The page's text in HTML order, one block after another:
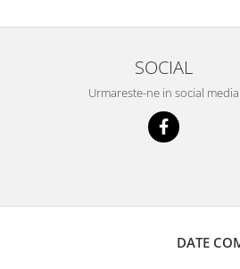
SOCIAL
Urmareste-ne in social media
DATE